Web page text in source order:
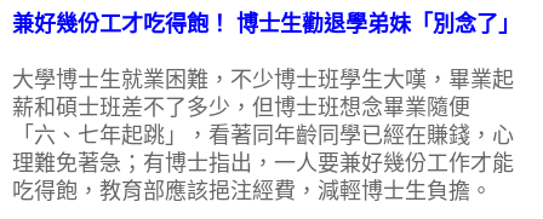
兼好幾份工才吃得飽！ 博士生勸退學弟妹「別念了」
大學博士生就業困難，不少博士班學生大嘆，畢業起
薪和碩士班差不了多少，但博士班想念畢業隨便
「六、七年起跳」，看著同年齡同學已經在賺錢，心
理難免著急；有博士指出，一人要兼好幾份工作才能
吃得飽，教育部應該挹注經費，減輕博士生負擔。